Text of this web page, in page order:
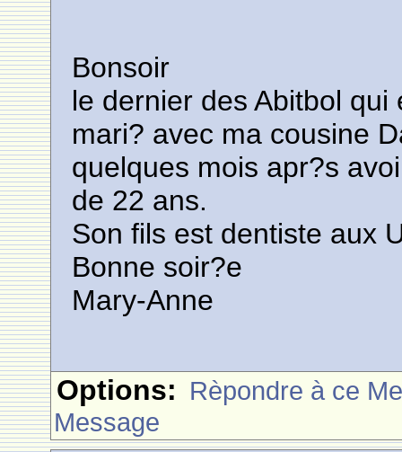
Bonsoir
le dernier des Abitbol
mari? avec ma cousine
quelques mois apr?s
de 22 ans.
Son fils est dentiste aux
Bonne soir?e
Mary-Anne
Options: Rèpondre à ce
Message